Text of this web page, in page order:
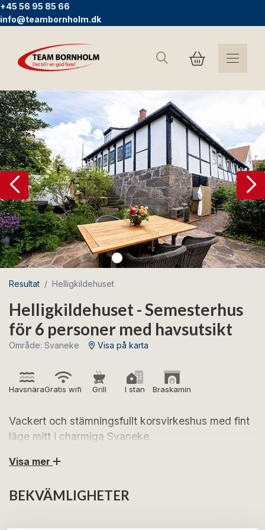
+45 56 95 85 66
info@teambornholm.dk
Sök
Resultat Helligkildehuset
Helligkildehuset - Semesterhus
för 6 personer med havsutsikt
Område: Svaneke Visa på karta
HavsnäraGratis wifi Grill I stan Braskamin
Vackert och stämningsfullt korsvirkeshus med fint
läge mitt i charmiga Svaneke.
Se fram emot en härlig semester i Helligkildehuset,
semesterorter. Här bor ni bara några minuters
Visa mer
BEKVÄMLIGHETER